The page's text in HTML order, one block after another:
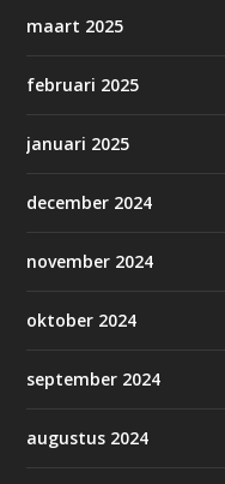
maart 2025
februari 2025
januari 2025
december 2024
november 2024
oktober 2024
september 2024
augustus 2024